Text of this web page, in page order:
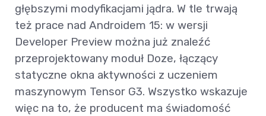
głębszymi modyfikacjami jądra. W tle trwają
też prace nad Androidem 15: w wersji
Developer Preview można już znaleźć
przeprojektowany moduł Doze, łączący
statyczne okna aktywności z uczeniem
maszynowym Tensor G3. Wszystko wskazuje
więc na to, że producent ma świadomość